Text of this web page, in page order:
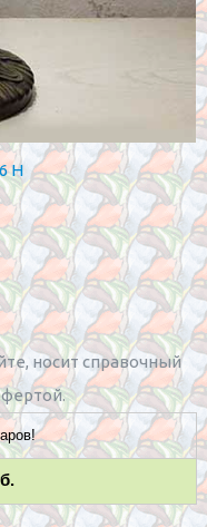
H
носит справочный